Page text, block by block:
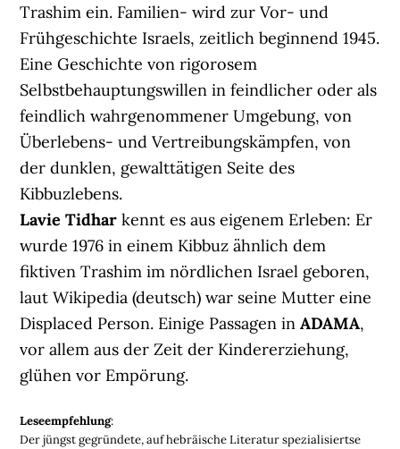
Trashim ein. Familien- wird zur Vor- und
Frühgeschichte Israels, zeitlich beginnend 1945.
Eine Geschichte von rigorosem
Selbstbehauptungswillen in feindlicher oder als
feindlich wahrgenommener Umgebung, von
Überlebens- und Vertreibungskämpfen, von
der dunklen, gewalttätigen Seite des
Kibbuzlebens.
Lavie Tidharkennt es aus eigenem Erleben: Er
wurde 1976 in einem Kibbuz ähnlich dem
fiktiven Trashim im nördlichen Israel geboren,
laut Wikipedia (deutsch) war seine Mutter eine
Displaced Person. Einige Passagen inADAMA,
vor allem aus der Zeit der Kindererziehung,
glühen vor Empörung.
Leseempfehlung:
Der jüngst gegründete, auf hebräische Literatur spezialisiertse